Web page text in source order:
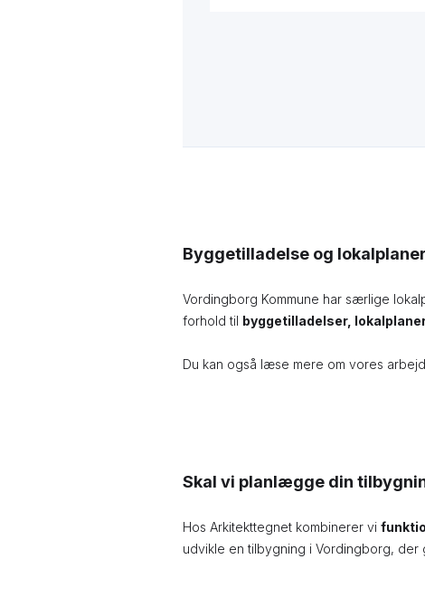
Byggetilladelse og
Vordingborg Kommune har særlige
forhold til byggetilladelser,
Du kan også læse mere om vores
Skal vi planlægge din
Hos Arkitekttegnet kombinerer vi
udvikle en tilbygning i Vordingborg,